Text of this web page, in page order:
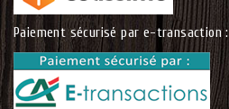
Paiement sécurisé par e-transaction :